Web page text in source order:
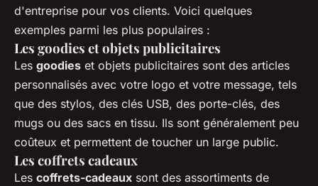
d'entreprise pour vos clients. Voici quelques
exemples parmi les plus populaires :
Les goodies et objets publicitaires
Les goodies et objets publicitaires sont des articles
personnalisés avec votre logo et votre message, tels
que des stylos, des clés USB, des porte-clés, des
mugs ou des sacs en tissu. Ils sont généralement peu
coûteux et permettent de toucher un large public.
Les coffrets cadeaux
Les coffrets-cadeaux sont des assortiments de